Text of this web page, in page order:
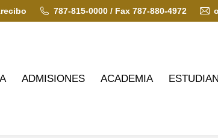
787-815-0000 / Fax 787-880-4972
ADMISIONES ACADEMIA
ADMISIONES ESTUDIANTES